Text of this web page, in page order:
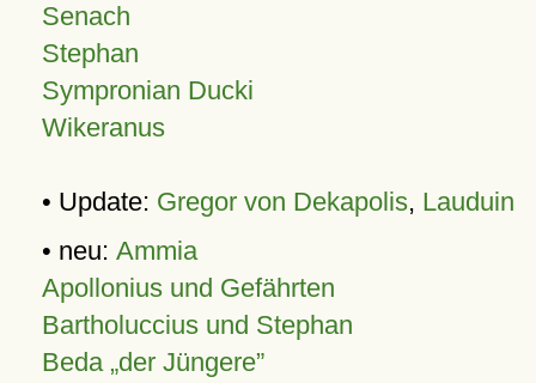
Senach
Stephan
Sympronian Ducki
Wikeranus
• Update: Gregor von Dekapolis, Lauduin
• neu: Ammia
Apollonius und Gefährten
Bartholuccius und Stephan
Beda „der Jüngere”